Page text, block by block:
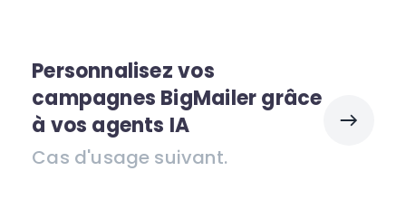
Personnalisez vos
campagnes BigMailer grâce
à vos agents IA
Cas d'usage suivant.